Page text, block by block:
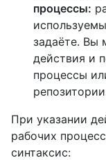
процессы:
задаёте. Вы
действия и
процессы
При указании
рабочих
синтаксис: